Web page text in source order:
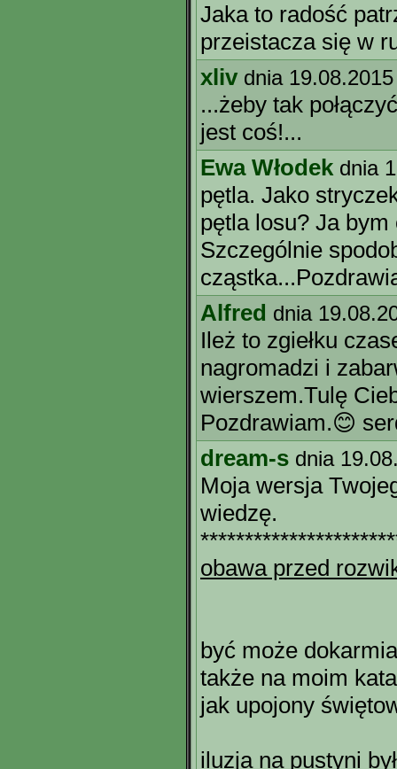
Jaka to radość
przeistacza się w
xliv dnia
...żeby tak
jest coś!...
Ewa Włodek dnia
pętla. Jako
pętla losu? Ja bym
Szczególnie
Alfred dnia
Ileż to zgiełku
nagromadzi i
wierszem.Tulę
Pozdrawiam.😊
dream-s dnia
Moja wersja
wiedzę.
obawa przed
być może
także na moim
jak upojony
iluzja na pustyni